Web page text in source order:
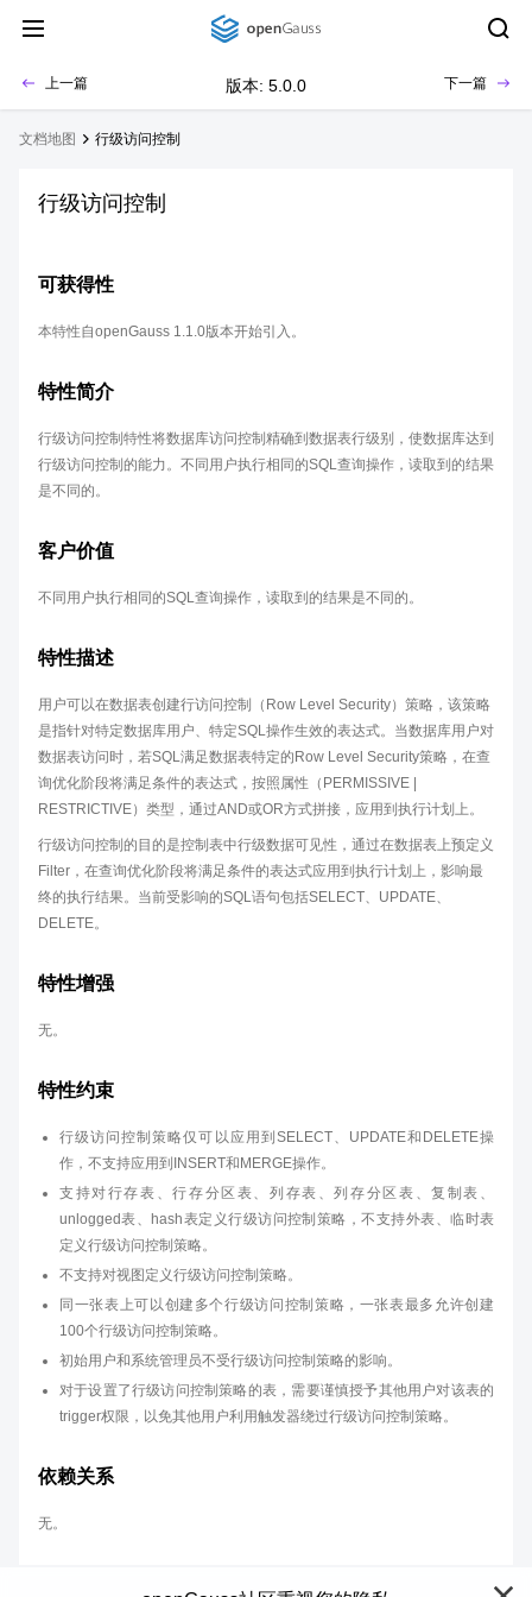
上一篇 版本: 5.0.0 下一篇
文档地图 行级访问控制
行级访问控制
可获得性
本特性自openGauss 1.1.0版本开始引入。
特性简介
行级访问控制特性将数据库访问控制精确到数据表行级别，使数据库达到
行级访问控制的能力。不同用户执行相同的SQL查询操作，读取到的结果
是不同的。
客户价值
不同用户执行相同的SQL查询操作，读取到的结果是不同的。
特性描述
用户可以在数据表创建行访问控制（Row Level Security）策略，该策略
是指针对特定数据库用户、特定SQL操作生效的表达式。当数据库用户对
数据表访问时，若SQL满足数据表特定的Row Level Security策略，在查
询优化阶段将满足条件的表达式，按照属性（PERMISSIVE |
RESTRICTIVE）类型，通过AND或OR方式拼接，应用到执行计划上。
行级访问控制的目的是控制表中行级数据可见性，通过在数据表上预定义
Filter，在查询优化阶段将满足条件的表达式应用到执行计划上，影响最
终的执行结果。当前受影响的SQL语句包括SELECT、UPDATE、
DELETE。
特性增强
无。
特性约束
行级访问控制策略仅可以应用到SELECT、UPDATE和DELETE操
作，不支持应用到INSERT和MERGE操作。
支持对行存表、行存分区表、列存表、列存分区表、复制表、
unlogged表、hash表定义行级访问控制策略，不支持外表、临时表
定义行级访问控制策略。
不支持对视图定义行级访问控制策略。
同一张表上可以创建多个行级访问控制策略，一张表最多允许创建
100个行级访问控制策略。
初始用户和系统管理员不受行级访问控制策略的影响。
对于设置了行级访问控制策略的表，需要谨慎授予其他用户对该表的
trigger权限，以免其他用户利用触发器绕过行级访问控制策略。
依赖关系
无。